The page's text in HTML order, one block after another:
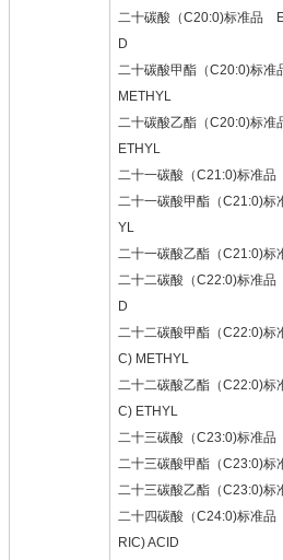
二十碳酸（C20:0)标准品
D
二十碳酸甲酯（C20:0)标
METHYL
二十碳酸乙酯（C20:0)标
ETHYL
二十一碳酸（C21:0)标准
二十一碳酸甲酯（C21:0)
YL
二十一碳酸乙酯（C21:0)
二十二碳酸（C22:0)标准
D
二十二碳酸甲酯（C22:0)
C) METHYL
二十二碳酸乙酯（C22:0)
C) ETHYL
二十三碳酸（C23:0)标准
二十三碳酸甲酯（C23:0)
二十三碳酸乙酯（C23:0)
二十四碳酸（C24:0)标准
RIC) ACID